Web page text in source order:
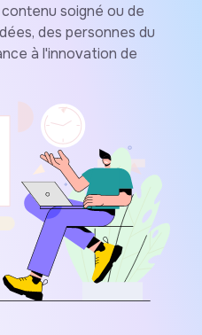
soigné ou de
des personnes du
à l'innovation de